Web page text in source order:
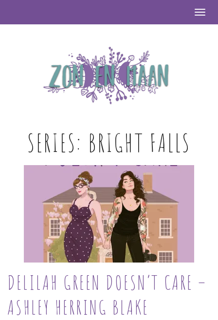
SERIES: BRIGHT FALLS
DELILAH GREEN DOESN’T CARE –
ASHLEY HERRING BLAKE